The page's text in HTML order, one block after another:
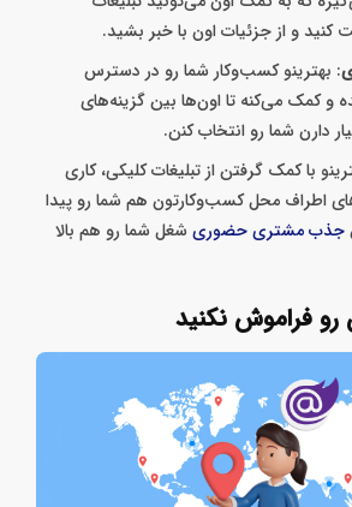
کنید و از جزئیات اون با خبر بشید.
: بهترینو کسب‌وکار شما رو در دسترس
و کمک می‌کنه تا اون‌ها بین گزینه‌های
دارن شما رو انتخاب کنن.
با کمک گرفتن از تبلیغات کلیکی، کاری
اطراف محل کسب‌وکارتون هم شما رو پیدا
جذب مشتری حضوری شغل شما رو هم بالا
رو فراموش نکنید